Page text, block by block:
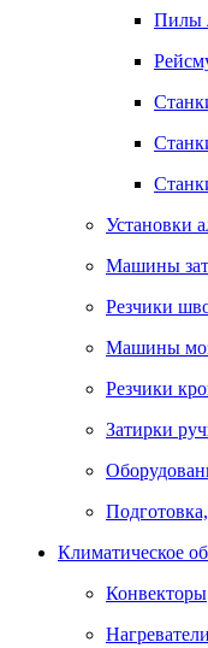
Пилы
Установки
Машины
Резчики
Машины
Резчики
Затирки
Климатическое
Конвекторы